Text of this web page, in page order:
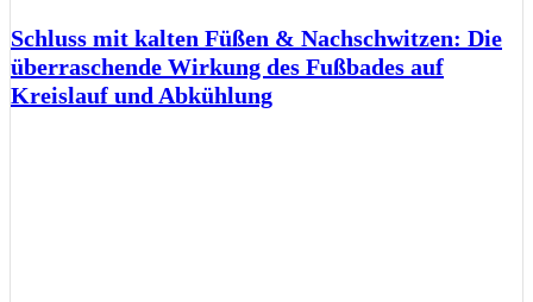
Schluss mit kalten Füßen & Nachschwitzen: Die
überraschende Wirkung des Fußbades auf
Kreislauf und Abkühlung